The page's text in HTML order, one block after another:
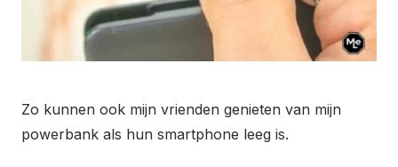
Zo kunnen ook mijn vrienden genieten van mijn
powerbank als hun smartphone leeg is.